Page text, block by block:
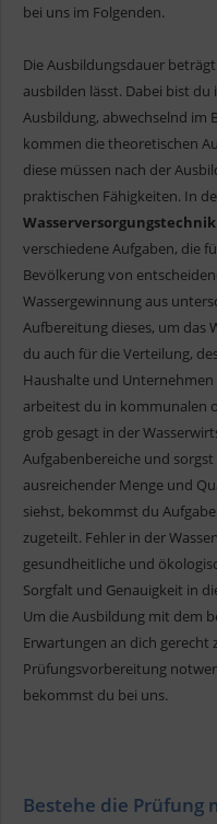
bei uns im Folgenden.
Die Ausbildungsdauer
ausbilden lässt. Dabei bist
Ausbildung, abwechselnd im
kommen die theoretischen
diese müssen nach der
praktischen Fähigkeiten. In
verschiedene Aufgaben, die
Bevölkerung von
Wassergewinnung aus
Aufbereitung dieses, um das
du auch für die Verteilung,
Haushalte und Unternehmen
arbeitest du in kommunalen
grob gesagt in der
Aufgabenbereiche und
ausreichender Menge und
siehst, bekommst du
zugeteilt. Fehler in der
gesundheitliche und
Sorgfalt und Genauigkeit in
Um die Ausbildung mit dem
Erwartungen an dich gerecht
Prüfungsvorbereitung
bekommst du bei uns.
Bestehe die Prüfung